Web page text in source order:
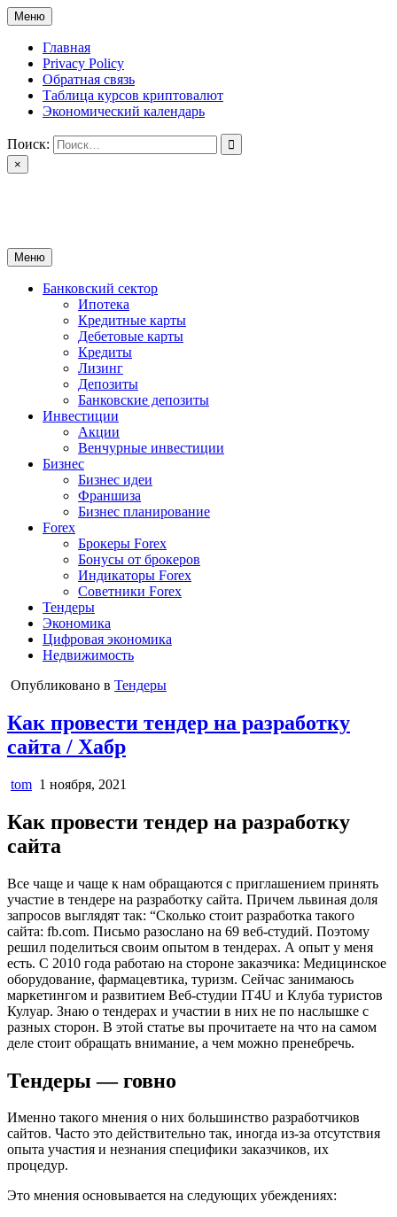
Перейти
к
содержимому
Меню
Главная
Privacy Policy
Обратная связь
Таблица курсов криптовалют
Экономический календарь
Поиск:
×
Меню
Банковский сектор
Ипотека
Кредитные карты
Дебетовые карты
Кредиты
Лизинг
Депозиты
Банковские депозиты
Инвестиции
Акции
Венчурные инвестиции
Бизнес
Бизнес идеи
Франшиза
Бизнес планирование
Forex
Брокеры Forex
Бонусы от брокеров
Индикаторы Forex
Советники Forex
Тендеры
Экономика
Цифровая экономика
Недвижимость
Опубликовано в Тендеры
Как провести тендер на разработку
сайта / Хабр
tom 1 ноября, 2021
Как провести тендер на разработку
сайта
Все чаще и чаще к нам обращаются с приглашением принять
участие в тендере на разработку сайта. Причем львиная доля
запросов выглядят так: “Сколько стоит разработка такого
сайта: fb.com. Письмо разослано на 69 веб-студий. Поэтому
решил поделиться своим опытом в тендерах. А опыт у меня
есть. С 2010 года работаю на стороне заказчика: Медицинское
оборудование, фармацевтика, туризм. Сейчас занимаюсь
маркетингом и развитием Веб-студии IT4U и Клуба туристов
Кулуар. Знаю о тендерах и участии в них не по наслышке с
разных сторон. В этой статье вы прочитаете на что на самом
деле стоит обращать внимание, а чем можно пренебречь.
Тендеры — говно
Именно такого мнения о них большинство разработчиков
сайтов. Часто это действительно так, иногда из-за отсутствия
опыта участия и незнания специфики заказчиков, их
процедур.
Это мнения основывается на следующих убеждениях: